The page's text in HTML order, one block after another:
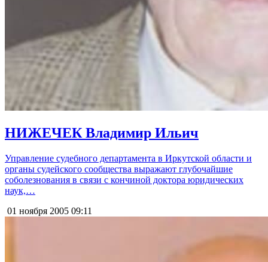
НИЖЕЧЕК Владимир Ильич
Управление судебного департамента в Иркутской области и
органы судейского сообщества выражают глубочайшие
соболезнования в связи с кончиной доктора юридических
наук,…
01 ноября 2005 09:11